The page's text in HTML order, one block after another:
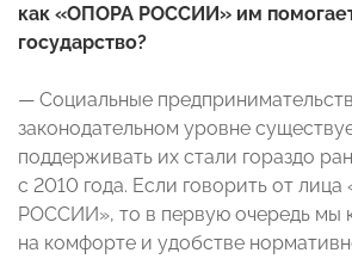
как «ОПОРА РОССИИ» им
государство?
— Социальные
законодательном уровне
поддерживать их стали гораздо
с 2010 года. Если говорить от
РОССИИ», то в первую очередь мы
на комфорте и удобстве